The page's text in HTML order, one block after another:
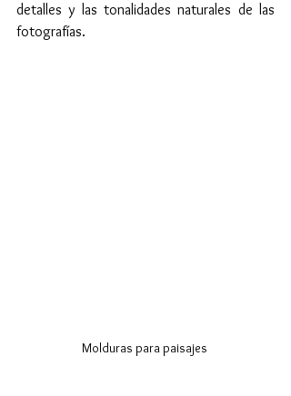
detalles y las tonalidades naturales de las
fotografías.
Molduras para paisajes